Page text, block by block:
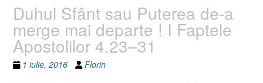
Duhul Sfânt sau Puterea de-a
merge mai departe ! I Faptele
Apostolilor 4.23–31
1 iulie, 2016 Florin